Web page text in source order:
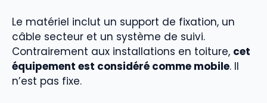
Le matériel inclut un support de fixation, un
câble secteur et un système de suivi.
Contrairement aux installations en toiture, cet
équipement est considéré comme mobile. Il
n’est pas fixe.